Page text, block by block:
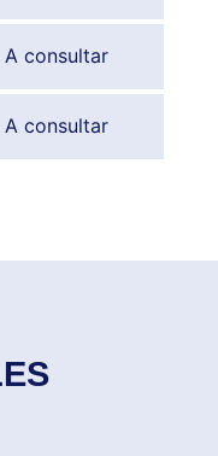
A consultar
A consultar